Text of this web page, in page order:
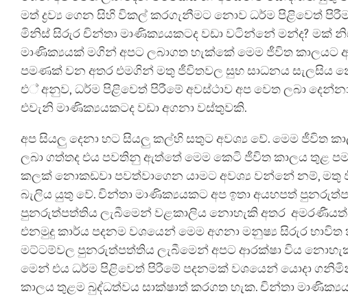
මත් ද්‍රව්‍ය ගෙන සිහි විකල් කරගැනීමට නොව ධර්ම පිළිවෙත් පිරීම
මිනිස් සිරුර චින්තා මාණික්‍යයකටද වඩා වටින්නේ මන්ද? මක්
මාණික්‍යයක් මගින් අපට ලබාගත හැක්කේ මෙම ජීවිත කාලයට
පමණක් වන අතර එමගින් මතු ජීවිතවල සුභ සාධනය සැලසිය
එ් අනුව, ධර්ම පිළිවෙත් පිරීමේ අවස්ථාව අප වෙත ලබා
එවැනි මාණික්‍යයකටද වඩා අගනා වස්තුවකි.
අප සියලු දෙනා හට සියලු කල්හි සතුට අවශ්‍ය වේ. මෙම ජීවිත
ලබා ගත්තද එය පවතිනු ඇත්තේ මෙම කෙටි ජීවිත කාලය තුළ
කලක් නොකඩවා පවත්වාගෙන යාමට අවශ්‍ය වන්‌නේ නම්, මතු
බැලිය යුතු වේ. චින්තා මාණික්‍යයකට අප ඉතා අයහපත්
පුනරුත්පත්තිය ලැබීමෙන් වළකාලිය නොහැකි අතර
එනමුදු කාර්ය පදනම වශයෙන් මෙම අගනා මනුෂ්‍ය සිරුර
මට්ටම්වල පුනරුත්පත්තිය ලැබීමෙන් අපට ආරක්ෂා විය
මෙන් එය ධර්ම පිළිවෙත් පිරීමේ පදනමක් වශයෙන් යොදා
කාලය තුළම බුද්ධත්වය සාක්ෂාත් කරගත හැක. චින්තා